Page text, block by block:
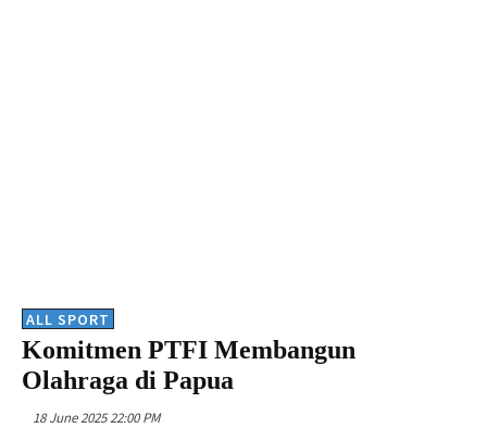
ALL SPORT
Komitmen PTFI Membangun
Olahraga di Papua
18 June 2025 22:00 PM